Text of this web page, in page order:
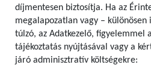
díjmentesen biztosítja. Ha az
megalapozatlan vagy –
túlzó, az Adatkezelő, figyelemmel
tájékoztatás nyújtásával vagy a
járó adminisztratív költségekre: